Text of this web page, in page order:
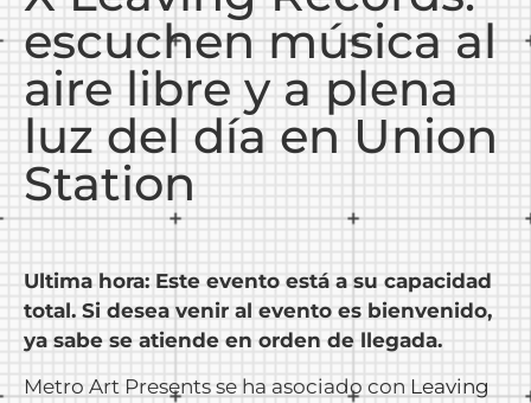
escuchen música al
aire libre y a plena
luz del día en Union
Station
Ultima hora: Este evento está a su capacidad
total. Si desea venir al evento es bienvenido,
ya sabe se atiende en orden de llegada.
Metro Art Presents se ha asociado con Leaving